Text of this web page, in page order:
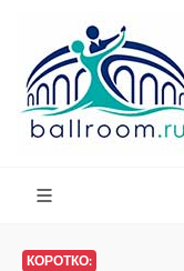
КОРОТКО: